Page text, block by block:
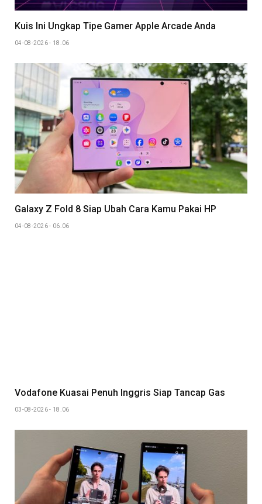
Kuis Ini Ungkap Tipe Gamer Apple Arcade Anda
04-08-2026 - 18.06
Galaxy Z Fold 8 Siap Ubah Cara Kamu Pakai HP
04-08-2026 - 06.06
Vodafone Kuasai Penuh Inggris Siap Tancap Gas
03-08-2026 - 18.06